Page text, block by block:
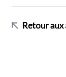
Retour